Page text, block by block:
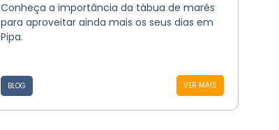
Conheça a importância da tábua de marés
para aproveitar ainda mais os seus dias em
Pipa.
VER MAIS
BLOG